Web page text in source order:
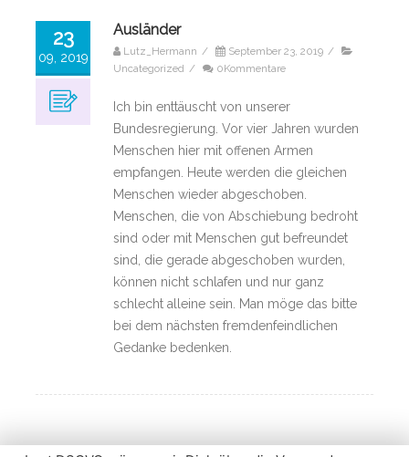
23
09, 2019
Ausländer
Lutz_Hermann / September 23, 2019 /
Uncategorized / 0Kommentare
Ich bin enttäuscht von unserer
Bundesregierung. Vor vier Jahren wurden
Menschen hier mit offenen Armen
empfangen. Heute werden die gleichen
Menschen wieder abgeschoben.
Menschen, die von Abschiebung bedroht
sind oder mit Menschen gut befreundet
sind, die gerade abgeschoben wurden,
können nicht schlafen und nur ganz
schlecht alleine sein. Man möge das bitte
bei dem nächsten fremdenfeindlichen
Gedanke bedenken.